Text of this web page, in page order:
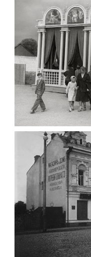
ПАВІЛЬЙОН